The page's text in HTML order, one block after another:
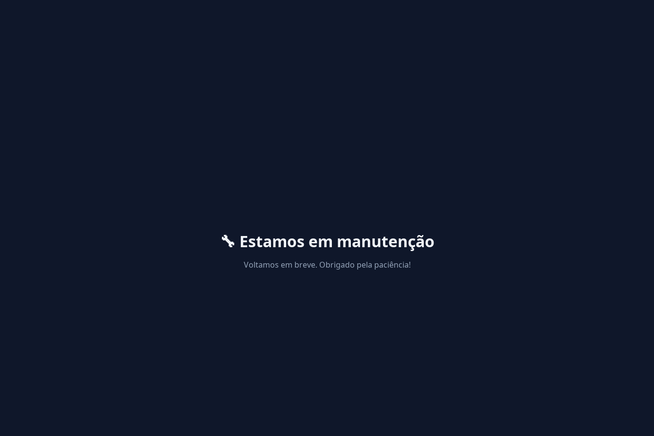
🔧 Estamos em manutenção
Voltamos em breve. Obrigado pela paciência!